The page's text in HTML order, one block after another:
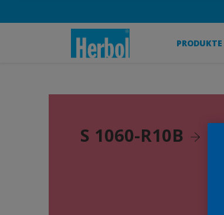
PRODUKTE
S 1060-R10B